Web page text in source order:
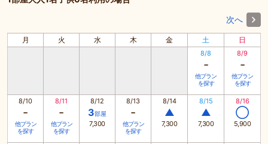
次へ
月 火 水 木 金 土 日
8/8
-
他プラン
を探す
8/9
-
他プラン
を探す
8/10
-
他プラン
を探す
8/11
-
他プラン
を探す
8/12
3部屋
7,300
8/13
-
他プラン
を探す
8/14
▲
7,300
8/15
▲
7,300
8/16
◯
5,900